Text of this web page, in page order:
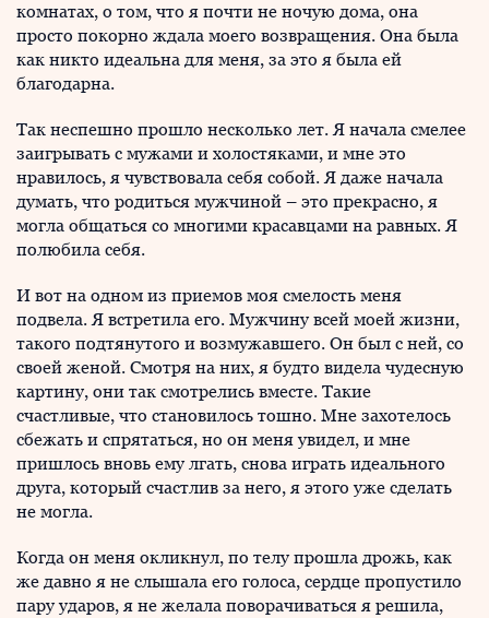
комнатах, о том, что я почти не ночую дома, она
просто покорно ждала моего возвращения. Она была
как никто идеальна для меня, за это я была ей
благодарна.
Так неспешно прошло несколько лет. Я начала смелее
заигрывать с мужами и холостяками, и мне это
нравилось, я чувствовала себя собой. Я даже начала
думать, что родиться мужчиной – это прекрасно, я
могла общаться со многими красавцами на равных. Я
полюбила себя.
И вот на одном из приемов моя смелость меня
подвела. Я встретила его. Мужчину всей моей жизни,
такого подтянутого и возмужавшего. Он был с ней, со
своей женой. Смотря на них, я будто видела чудесную
картину, они так смотрелись вместе. Такие
счастливые, что становилось тошно. Мне захотелось
сбежать и спрятаться, но он меня увидел, и мне
пришлось вновь ему лгать, снова играть идеального
друга, который счастлив за него, я этого уже сделать
не могла.
Когда он меня окликнул, по телу прошла дрожь, как
же давно я не слышала его голоса, сердце пропустило
пару ударов, я не желала поворачиваться я решила,